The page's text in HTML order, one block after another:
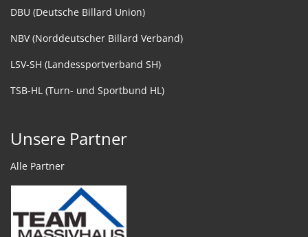
DBU (Deutsche Billard Union)
NBV (Norddeutscher Billard Verband)
LSV-SH (Landessportverband SH)
TSB-HL (Turn- und Sportbund HL)
Unsere Partner
Alle Partner